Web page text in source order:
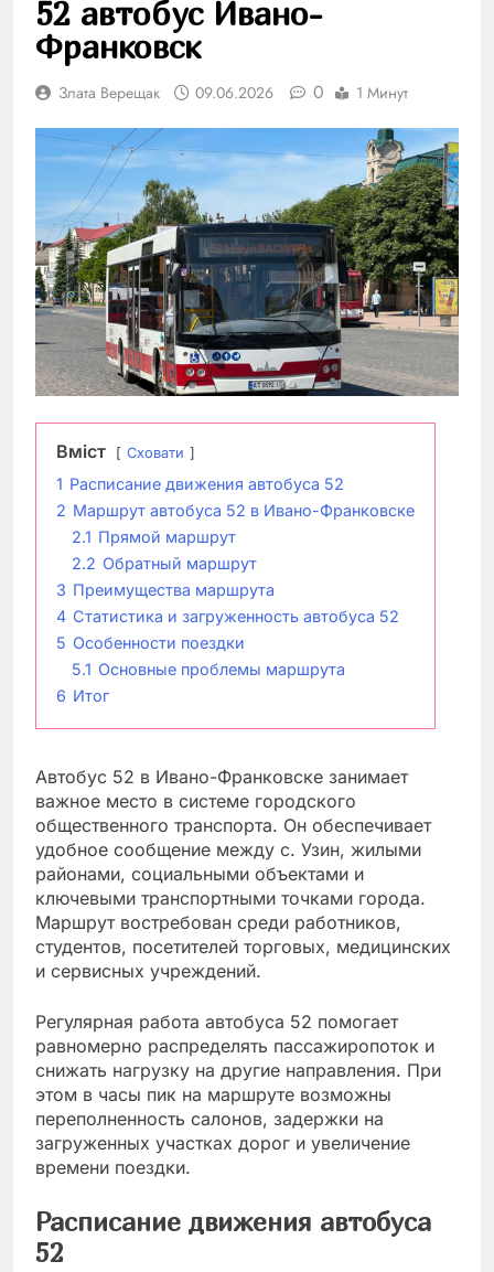
52 автобус Ивано-
Франковск
Злата Верещак 09.06.2026 0 1 Минут
Вміст Сховати
1 Расписание движения автобуса 52
2 Маршрут автобуса 52 в Ивано-Франковске
2.1 Прямой маршрут
2.2 Обратный маршрут
3 Преимущества маршрута
4 Статистика и загруженность автобуса 52
5 Особенности поездки
5.1 Основные проблемы маршрута
6 Итог
Автобус 52 в Ивано-Франковске занимает
важное место в системе городского
общественного транспорта. Он обеспечивает
удобное сообщение между с. Узин, жилыми
районами, социальными объектами и
ключевыми транспортными точками города.
Маршрут востребован среди работников,
студентов, посетителей торговых, медицинских
и сервисных учреждений.
Регулярная работа автобуса 52 помогает
равномерно распределять пассажиропоток и
снижать нагрузку на другие направления. При
этом в часы пик на маршруте возможны
переполненность салонов, задержки на
загруженных участках дорог и увеличение
времени поездки.
Расписание движения автобуса
52